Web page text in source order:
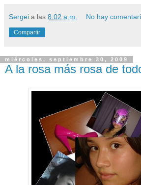
Sergei a las 8:02 a.m. No hay
Compartir
miércoles, septiembre 30, 2009
A la rosa más rosa de